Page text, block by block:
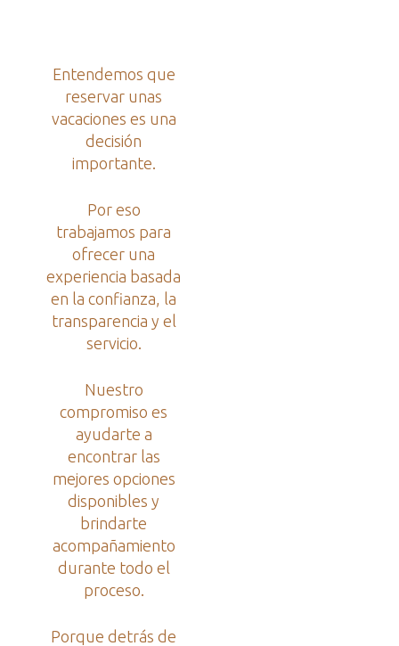
Entendemos que
reservar unas
vacaciones es una
decisión
importante.
Por eso
trabajamos para
ofrecer una
experiencia basada
en la confianza, la
transparencia y el
servicio.
Nuestro
compromiso es
ayudarte a
encontrar las
mejores opciones
disponibles y
brindarte
acompañamiento
durante todo el
proceso.
Porque detrás de